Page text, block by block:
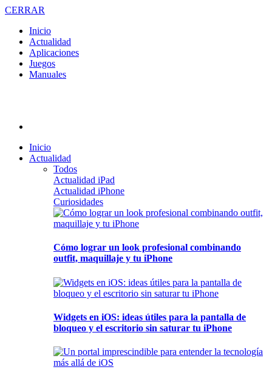
CERRAR
Inicio
Actualidad
Aplicaciones
Juegos
Manuales
Inicio
Actualidad
Todos
Actualidad iPad
Actualidad iPhone
Curiosidades
Cómo lograr un look profesional combinando
outfit, maquillaje y tu iPhone
Widgets en iOS: ideas útiles para la pantalla de
bloqueo y el escritorio sin saturar tu iPhone